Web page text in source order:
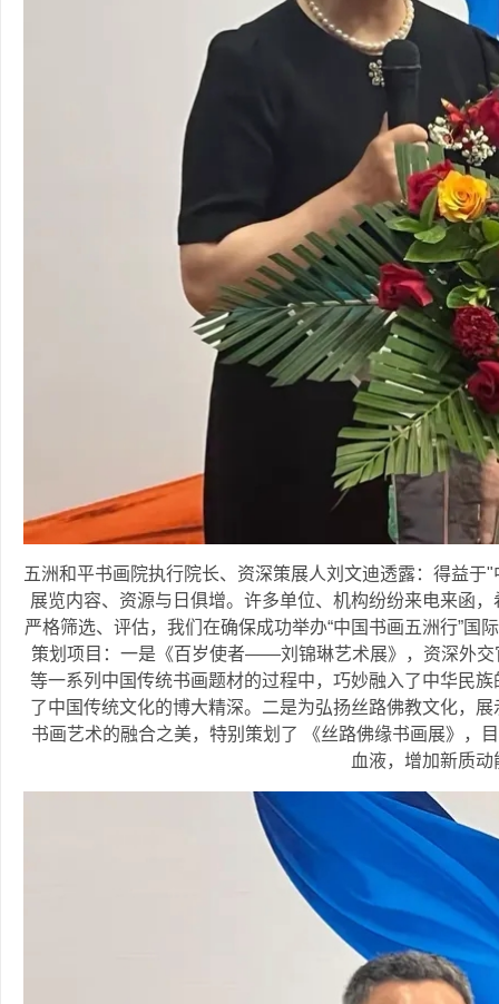
五洲和平书画院执行院长、资深策展人刘文迪透露：得益于
展览内容、资源与日俱增。许多单位、机构纷纷来电来函
严格筛选、评估，我们在确保成功举办“中国书画五洲行”国
策划项目：一是《百岁使者——刘锦琳艺术展》，资深外交
等一系列中国传统书画题材的过程中，巧妙融入了中华民
了中国传统文化的博大精深。二是为弘扬丝路佛教文化，
书画艺术的融合之美，特别策划了 《丝路佛缘书画展》，
血液，增加新质动